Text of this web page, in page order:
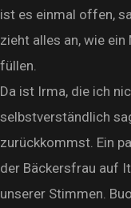
ist es einmal offen,
zieht alles an, wie
füllen.
Da ist Irma, die ich
selbstverständlich
zurückkommst. Ein
der Bäckersfrau auf
unserer Stimmen.